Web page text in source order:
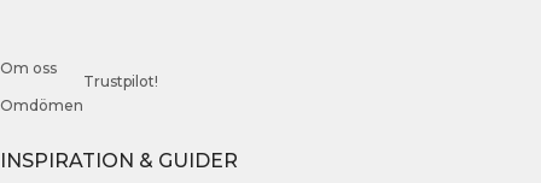
Om oss
Omdömen
Trustpilot!
INSPIRATION & GUIDER